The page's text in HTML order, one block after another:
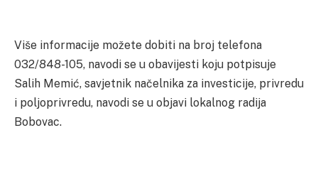
Više informacije možete dobiti na broj telefona
032/848-105, navodi se u obavijesti koju potpisuje
Salih Memić, savjetnik načelnika za investicije, privredu
i poljoprivredu, navodi se u objavi lokalnog radija
Bobovac.